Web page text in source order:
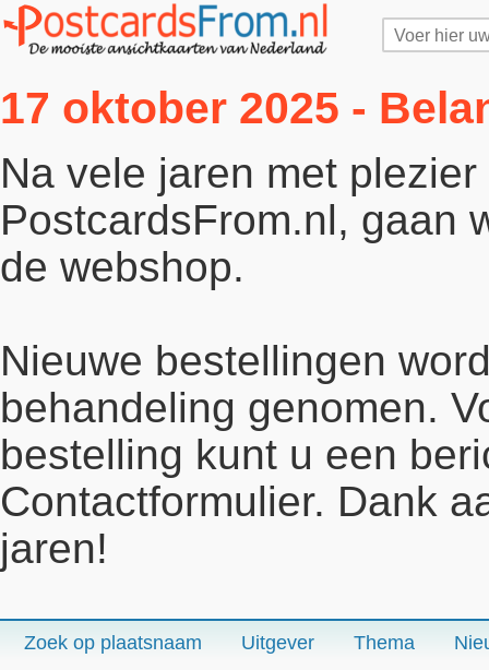
17 oktober 2025 -
Na vele jaren met
PostcardsFrom.nl, gaan
de webshop.
Nieuwe bestellingen
behandeling genomen.
bestelling kunt u een
Contactformulier. Dank
jaren!
Zoek op plaatsnaam Uitgever Thema